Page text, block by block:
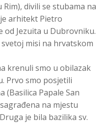
divili se stubama na
arhitekt Pietro
od Jezuita u Dubrovniku.
misi na hrvatskom
krenuli smo u obilazak
Prvo smo posjetili
(Basilica Papale San
na mjestu
je bila bazilika sv.